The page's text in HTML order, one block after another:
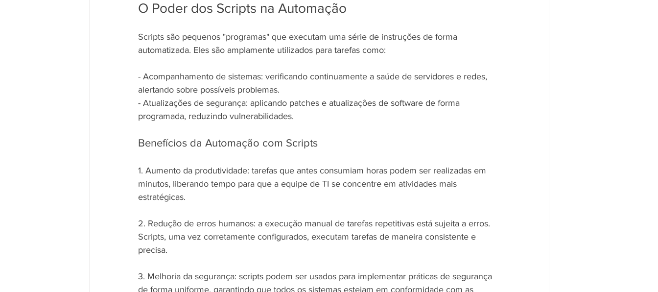
O Poder dos Scripts na Automação
Scripts são pequenos "programas" que executam uma série de instruções de forma
automatizada. Eles são amplamente utilizados para tarefas como:
- Acompanhamento de sistemas: verificando continuamente a saúde de servidores e redes,
alertando sobre possíveis problemas.
- Atualizações de segurança: aplicando patches e atualizações de software de forma
programada, reduzindo vulnerabilidades.
Benefícios da Automação com Scripts
1. Aumento da produtividade: tarefas que antes consumiam horas podem ser realizadas em
minutos, liberando tempo para que a equipe de TI se concentre em atividades mais
estratégicas.
2. Redução de erros humanos: a execução manual de tarefas repetitivas está sujeita a erros.
Scripts, uma vez corretamente configurados, executam tarefas de maneira consistente e
precisa.
3. Melhoria da segurança: scripts podem ser usados para implementar práticas de segurança
de forma uniforme, garantindo que todos os sistemas estejam em conformidade com as